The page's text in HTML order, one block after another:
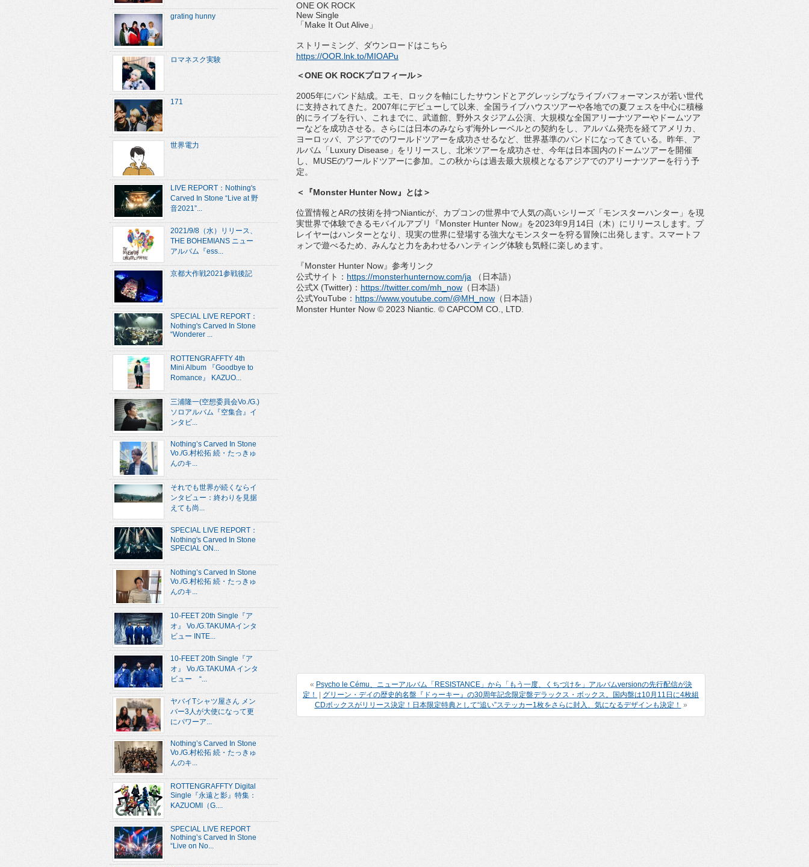
ONE OK ROCK
New Single
「Make It Out Alive 」
ストリーミング、ダウンロードはこちら
https://OOR.lnk.to/MIOAPu
＜ONE OK ROCKプロフィール＞
2005年にバンド結成。エモ、 ロックを軸にしたサウンドとアグレッシブなライブパフォーマンスが若い世代
に支持されてきた。 2007年にデビューして以来、 全国ライブハウスツアーや各地での夏フェスを中心に積極
的にライブを行い、これまでに、武道館、野外スタジアム公演、 大規模な全国アリーナツアーやドームツア
ーなどを成功させる。 さらには日本のみならず海外レーベルとの契約をし、 アルバム発売を経てアメリカ、
ヨーロッパ、 アジアでのワールドツアーを成功させるなど、 世界基準のバンドになってきている。昨年、ア
ルバム「Luxury Disease 」をリリースし、北米ツアーを成功させ、 今年は日本国内のドームツアーを開催
し、 MUSEのワールドツアーに参加。 この秋からは過去最大規模となるアジアでのアリーナツアーを行う予
定。
＜ 『Monster Hunter Now』とは＞
位置情報とARの技術を持つNianticが、 カプコンの世界中で人気の高いシリーズ「モンスターハンター」 を現
実世界で体験できるモバイルアプリ『Monster Hunter Now』を2023年9 月 14日（木）にリリースします。 プ
レイヤーはハンターとなり、 現実の世界に登場する強大なモンスターを狩る冒険に出発します。
スマートフ
ォンで遊べるため、 みんなと力をあわせるハンティング体験も気軽に楽しめます。
『Monster Hunter Now』参考リンク
公式サイト： https://monsterhunternow.com/ja
（日本語）
公式X (Twitter) ： https://twitter.com/mh_now （日本語）
公式YouTube ： https://www.youtube. com/@MH_now （日本語）
Monster Hunter Now © 2023 Niantic. © CAPCOM CO., LTD.
« Psycho le Cému、ニューアルバム「RESISTANCE」から「もう一度、くちづけを」アルバムversionの先行配信が決
定！
グリーン・デイの歴史的名盤『ドゥーキー』の30周年記念限定盤デラックス・ボックス。国内盤は10月11日に4枚組
CDボックスがリリース決定！日本限定特典として“追い”ステッカー1枚をさらに封入、気になるデザインも決定！ »
grating hunny
ロマネスク実験
171
世界電力
LIVE REPORT：Nothing's
Carved In Stone “Live at 野
音2021”...
2021/9/8（水）リリース、
THE BOHEMIANS ニュー
アルバム『ess...
京都大作戦2021参戦後記
SPECIAL LIVE REPORT：
Nothing's Carved In Stone
“Wonderer ...
ROTTENGRAFFTY 4th
Mini Album 『Goodbye to
Romance』 KAZUO...
三浦隆一(空想委員会Vo./G.)
ソロアルバム『空集合』イ
ンタビ...
Nothing’s Carved In Stone
Vo./G.村松拓 続・たっきゅ
んのキ...
それでも世界が続くならイ
ンタビュー：終わりを見据
えても尚...
SPECIAL LIVE REPORT：
Nothing's Carved In Stone
SPECIAL ON...
Nothing’s Carved In Stone
Vo./G.村松拓 続・たっきゅ
んのキ...
10-FEET 20th Single『ア
オ』 Vo./G.TAKUMAインタ
ビュー INTE...
10-FEET 20th Single『ア
オ』 Vo./G.TAKUMA インタ
ビュー “...
ヤバイTシャツ屋さん メン
バー3人が大使になって更
にパワーア...
Nothing’s Carved In Stone
Vo./G.村松拓 続・たっきゅ
んのキ...
ROTTENGRAFFTY Digital
Single『永遠と影』特集：
KAZUOMI（G....
SPECIAL LIVE REPORT
Nothing’s Carved In Stone
“Live on No...